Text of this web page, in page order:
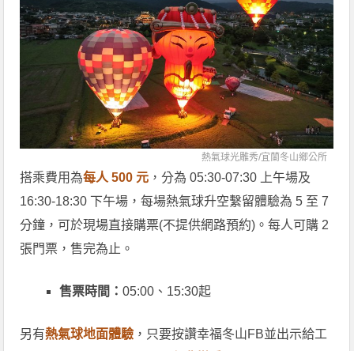
熱氣球光雕秀/宜蘭冬山鄉公所
搭乘費用為每人 500 元 ，分為 05:30-07:30 上午場及
16:30-18:30 下午場，每場熱氣球升空繫留體驗為 5 至 7
分鐘，可於現場直接購票(不提供網路預約)。每人可購 2
張門票，售完為止。
售票時間：05:00、15:30起
另有熱氣球地面體驗 ，只要按讚幸福冬山FB並出示給工